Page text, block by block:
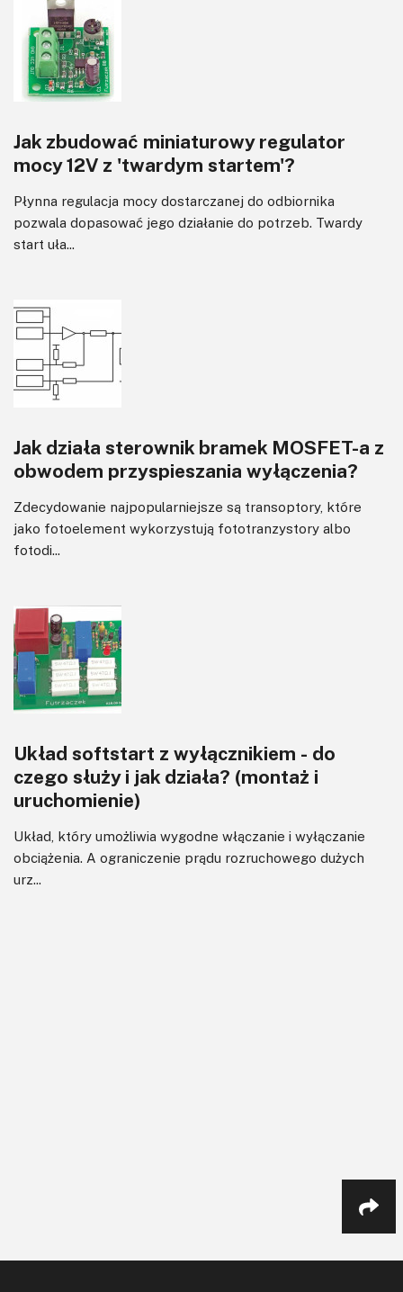
Jak zbudować miniaturowy regulator
mocy 12V z 'twardym startem'?
Płynna regulacja mocy dostarczanej do odbiornika
pozwala dopasować jego działanie do potrzeb. Twardy
start uła...
Jak działa sterownik bramek MOSFET-a z
obwodem przyspieszania wyłączenia?
Zdecydowanie najpopularniejsze są transoptory, które
jako fotoelement wykorzystują fototranzystory albo
fotodi...
Układ softstart z wyłącznikiem - do
czego służy i jak działa? (montaż i
uruchomienie)
Układ, który umożliwia wygodne włączanie i wyłączanie
obciążenia. A ograniczenie prądu rozruchowego dużych
urz...